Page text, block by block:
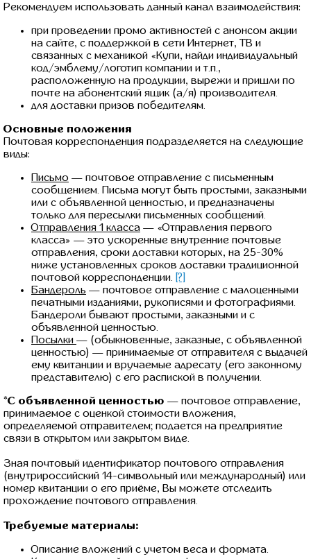
Рекомендуем использовать данный канал взаимодействия:
при проведении промо активностей с анонсом акции
на сайте, с поддержкой в сети Интернет, ТВ и
связанных с механикой «Купи, найди индивидуальный
код/эмблему/логотип компании и т.п.,
расположенную на продукции, вырежи и пришли по
почте на абонентский ящик (а/я) производителя.
для доставки призов победителям.
Основные положения
Почтовая корреспонденция подразделяется на следующие
виды:
Письмо — почтовое отправление с письменным
сообщением. Письма могут быть простыми, заказными
или с объявленной ценностью, и предназначены
только для пересылки письменных сообщений.
Отправления 1 класса — «Отправления первого
класса» — это ускоренные внутренние почтовые
отправления, сроки доставки которых, на 25-30%
ниже установленных сроков доставки традиционной
почтовой корреспонденции.
[?]
Бандероль — почтовое отправление с малоценными
печатными изданиями, рукописями и фотографиями.
Бандероли бывают простыми, заказными и с
объявленной ценностью.
Посылки — (обыкновенные, заказные, с объявленной
ценностью) — принимаемые от отправителя с выдачей
ему квитанции и вручаемые адресату (его законному
представителю) с его распиской в получении.
*С объявленной ценностью — почтовое отправление,
принимаемое с оценкой стоимости вложения,
определяемой отправителем; подается на предприятие
связи в открытом или закрытом виде.
Зная почтовый идентификатор почтового отправления
(внутрироссийский 14-символьный или международный) или
номер квитанции о его приёме, Вы можете отследить
прохождение почтового отправления.
Требуемые материалы:
Описание вложений с учетом веса и формата.